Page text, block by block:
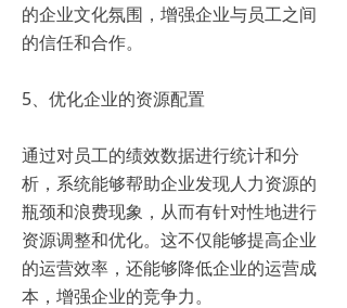
的企业文化氛围，增强企业与员工之间
的信任和合作。
5、优化企业的资源配置
通过对员工的绩效数据进行统计和分
析，系统能够帮助企业发现人力资源的
瓶颈和浪费现象，从而有针对性地进行
资源调整和优化。这不仅能够提高企业
的运营效率，还能够降低企业的运营成
本，增强企业的竞争力。